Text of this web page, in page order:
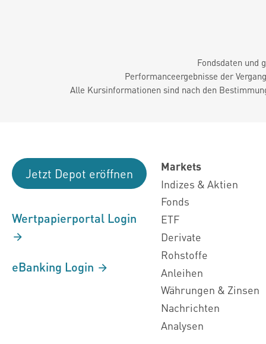
Fondsdaten und
Performanceergebnisse der
Alle Kursinformationen sind nach den
Jetzt Depot eröffnen
Wertpapierportal Login
eBanking Login
Markets
Indizes & Aktien
Fonds
ETF
Derivate
Rohstoffe
Anleihen
Währungen & Zinsen
Nachrichten
Analysen